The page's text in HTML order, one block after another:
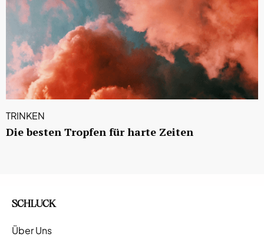
TRINKEN
Die besten Tropfen für harte Zeiten
SCHLUCK
Über Uns